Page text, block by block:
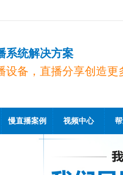
系统解决方案
设备，直播分享创造更
慢直播案例 视频中心